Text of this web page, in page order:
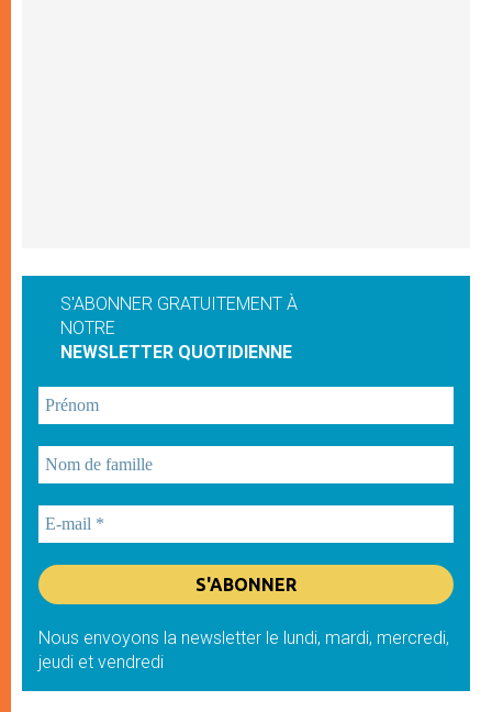
S'ABONNER GRATUITEMENT À
NOTRE
NEWSLETTER QUOTIDIENNE
Nous envoyons la newsletter le lundi, mardi, mercredi,
jeudi et vendredi